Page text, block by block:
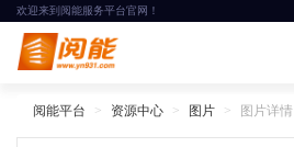
欢迎来到阅能服务平台官网！
阅能平台 资源中心 图片 图片详情